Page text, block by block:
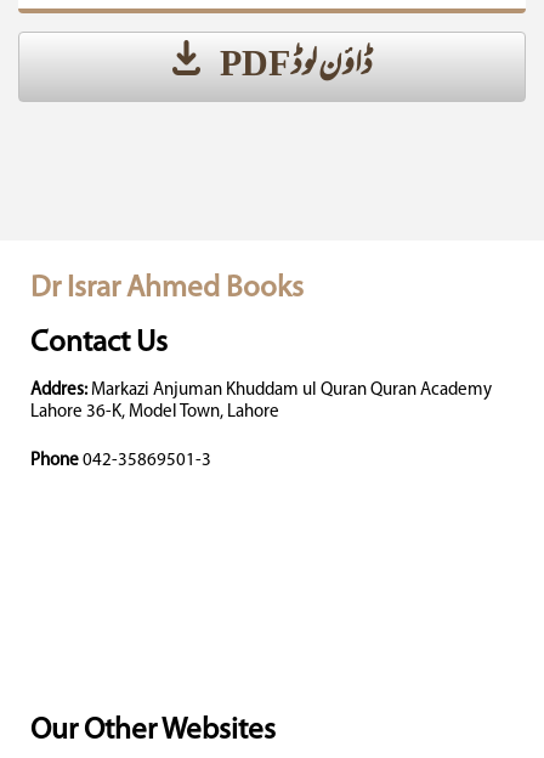
ڈاؤن لوڈ PDF
Dr Israr Ahmed Books
Contact Us
Addres: Markazi Anjuman Khuddam ul Quran Quran Academy
Lahore 36-K, Model Town, Lahore
Phone 042-35869501-3
Our Other Websites